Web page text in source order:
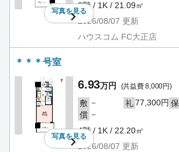
写真を見る
3階 / 1K / 21.09㎡
2026/08/07 更新
ハウスコム FC大正店
＊＊＊号室
写真を見る
6.93万円 (共益費 8,000円)
敷 － 礼77,300円 保
償 －
4階 / 1K / 22.20㎡
2026/08/07 更新